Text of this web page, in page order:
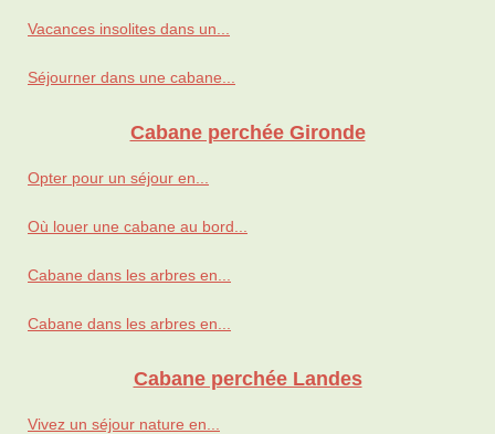
Vacances insolites dans un...
Séjourner dans une cabane...
Cabane perchée Gironde
Opter pour un séjour en...
Où louer une cabane au bord...
Cabane dans les arbres en...
Cabane dans les arbres en...
Cabane perchée Landes
Vivez un séjour nature en...